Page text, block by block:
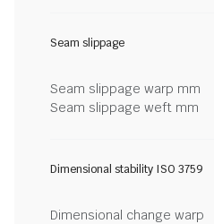
Seam slippage
Seam slippage warp mm
Seam slippage weft mm
Dimensional stability ISO 3759
Dimensional change warp